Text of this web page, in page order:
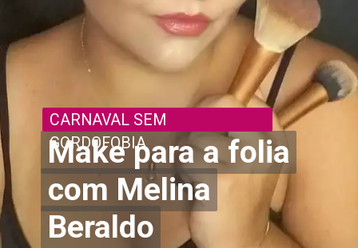
Make para a folia
com Melina
Beraldo
Make para a folia
com Melina
Beraldo
CARNAVAL SEM
GORDOFOBIA